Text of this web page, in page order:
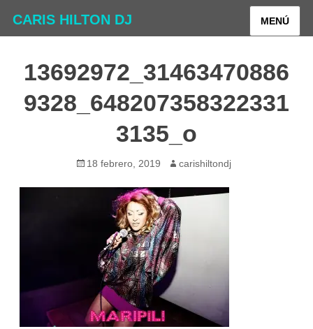
CARIS HILTON DJ MENÚ
13692972_31463470886
9328_648207358322331
3135_o
Publicado
18 febrero, 2019 Autor
carishiltondj